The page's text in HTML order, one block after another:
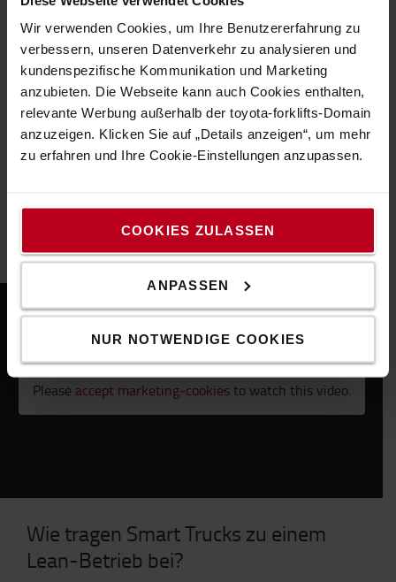
Wir verwenden Cookies, um Ihre Benutzererfahrung zu
verbessern, unseren Datenverkehr zu analysieren und
kundenspezifische Kommunikation und Marketing
anzubieten. Die Webseite kann auch Cookies enthalten,
relevante Werbung außerhalb der toyota-forklifts-Domain
anzuzeigen. Klicken Sie auf „Details anzeigen“, um mehr
zu erfahren und Ihre Cookie-Einstellungen anzupassen.
COOKIES ZULASSEN
ANPASSEN
NUR NOTWENDIGE COOKIES
Logistikabläufe zu sichern. Durch die Erfassung und
Analyse der Daten Ihrer Smart Trucks können Sie
verschiedene Bereiche Ihres Unternehmens
kontinuierlich optimieren. Sie können den Lebenszyklus
Ihrer Geräte verlängern und die Anzahl der Geräte zu
bestimmten Zeiten im Jahr optimieren. Zusätzlich
erhalten Sie alternative wirtschaftliche Angebote, die
werden. Und sogar Informationen über vorbeugende
Wartung, um Ausfälle in der Zukunft zu vermeiden.
Please accept marketing-cookiesto watch this video.
Wie tragen Smart Trucks zu einem
Lean-Betrieb bei?